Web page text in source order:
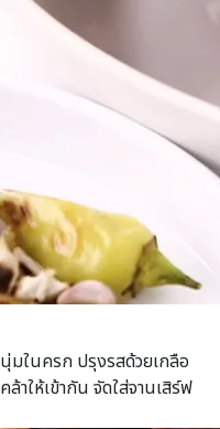
มในครก ปรุงรสด้วยเกลือ
าให้เข้ากัน จัดใส่จานเสิร์ฟ